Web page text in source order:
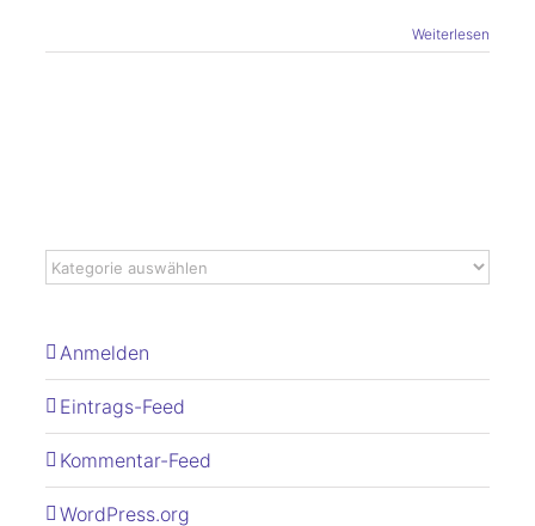
Weiterlesen
Anmelden
Eintrags-Feed
Kommentar-Feed
WordPress.org